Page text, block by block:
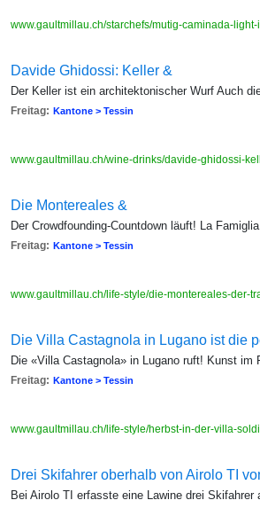
www.gaultmillau.ch/starchefs/mutig-caminada-
Davide Ghidossi: Keller &
Der Keller ist ein architektonischer Wurf Auch
Freitag: Kantone > Tessin
www.gaultmillau.ch/wine-drinks/davide-ghidossi-
Die Montereales &
Der Crowdfounding-Countdown läuft! La
Freitag: Kantone > Tessin
www.gaultmillau.ch/life-style/die-montereales-der-
Die Villa Castagnola in Lugano ist die
Die «Villa Castagnola» in Lugano ruft! Kunst
Freitag: Kantone > Tessin
www.gaultmillau.ch/life-style/herbst-in-der-villa-
Drei Skifahrer oberhalb von Airolo TI
Bei Airolo TI erfasste eine Lawine drei